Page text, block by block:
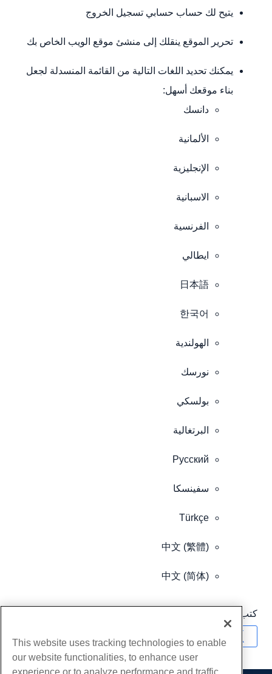
يتيح لك حساب حسابي تسجيل الخروج
تحرير الموقع ينقلك إلى منشئ موقع الويب الخاص بك
يمكنك تحديد اللغات التالية من القائمة المنسدلة لجعل
بناء موقعك أسهل:
دانسك
الألمانية
الإنجليزية
الاسبانية
الفرنسية
ايطالي
日本語
한국어
الهولندية
نورسك
بولسكي
البرتغالية
Pусский
سفينسكا
Türkçe
中文 (繁體)
中文 (简体)
كتب بواسطة
This website uses tracking technologies to enable
our website functionalities, to enhance user